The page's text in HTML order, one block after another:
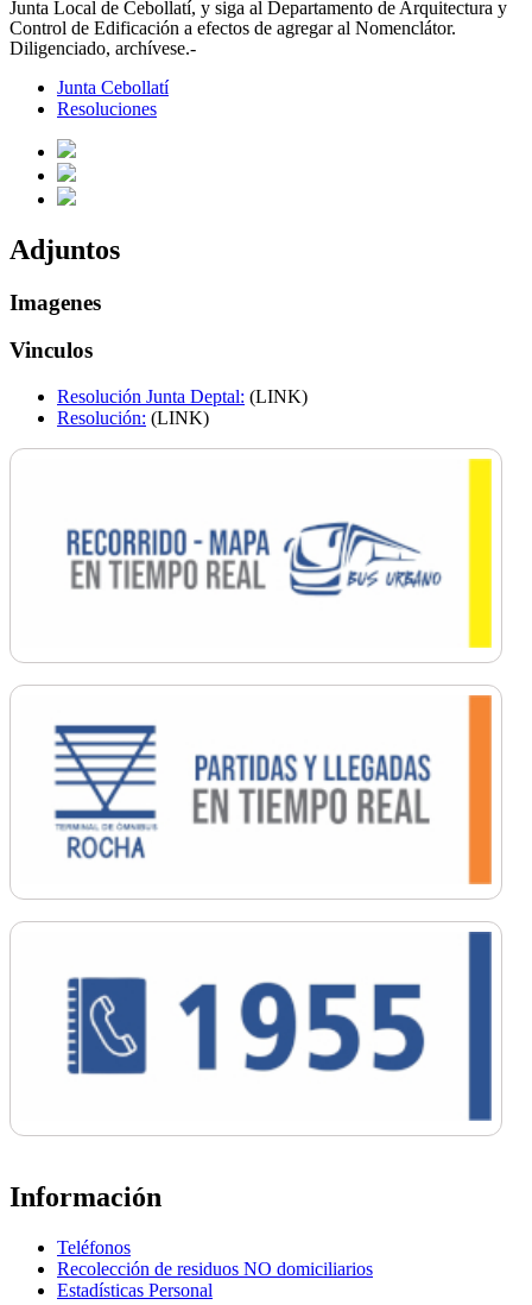
Junta Local de Cebollatí, y siga al Departamento de Arquitectura y
Control de Edificación a efectos de agregar al Nomenclátor.
Diligenciado, archívese.-
Junta Cebollatí
Resoluciones
Adjuntos
Imagenes
Vinculos
Resolución Junta Deptal: (LINK)
Resolución: (LINK)
Información
Teléfonos
Recolección de residuos NO domiciliarios
Estadísticas Personal